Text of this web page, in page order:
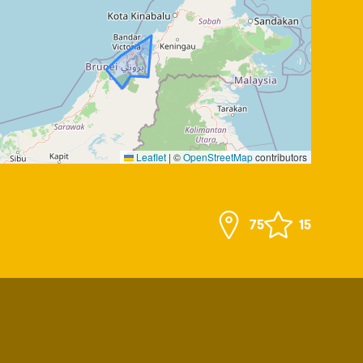
Leaflet | ©OpenStreetMapcontributors
75 15